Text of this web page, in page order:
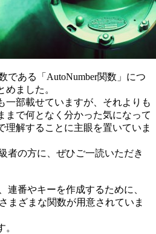
である「AutoNumber関数」につ
ました。
一部載せていますが、それよりも
まで何となく分かった気になって
理解することに主眼を置いていま
者の方に、ぜひご一読いただき
連番やキーを作成するために、
まざまな関数が用意されていま